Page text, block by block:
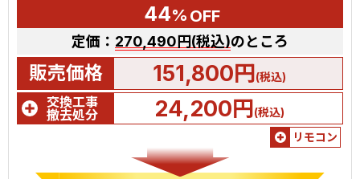
44% OFF
定価： 270,490円(税込)のところ
販売価格 151,800円(税込)
交換工事
撤去処分
24,200円(税込)
リモコン